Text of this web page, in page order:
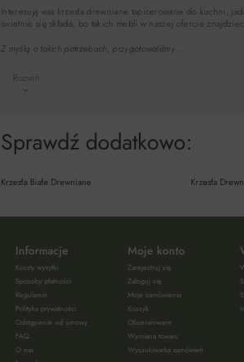
Interesują was krzesła drewniane tapicerowane do kuchni,
świetnie się składa, bo takich mebli w naszej ofercie
Z myślą o takich potrzebach, przygotowaliśmy …
Rozwiń
Sprawdź dodatkowo:
Krzesła Białe Drewniane Krzesła
Informacje
Koszty wysyłki
Sposoby płatności
Regulamin
Polityka prywatności
Odstąpienie od umowy
FAQ
O nas
Moje konto
Zarejestruj się
Zaloguj się
Moje zamówienia
Koszyk
Obserwowane
Wymiana towaru
Wyszukiwarka zamówień